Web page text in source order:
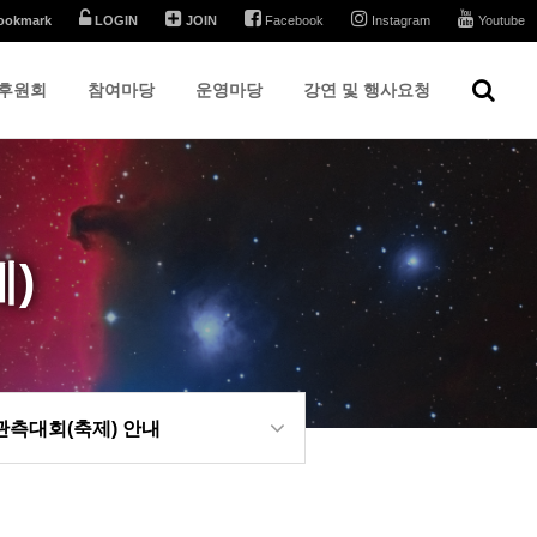
LOGIN JOIN Facebook Instagram Youtube
원회 참여마당 운영마당 강연 및 행사요청
)
측대회(축제) 안내